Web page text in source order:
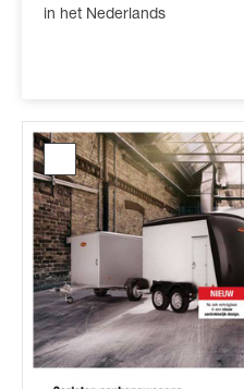
in het Nederlands
Catalogus
Gesloten
aanhangwagens*